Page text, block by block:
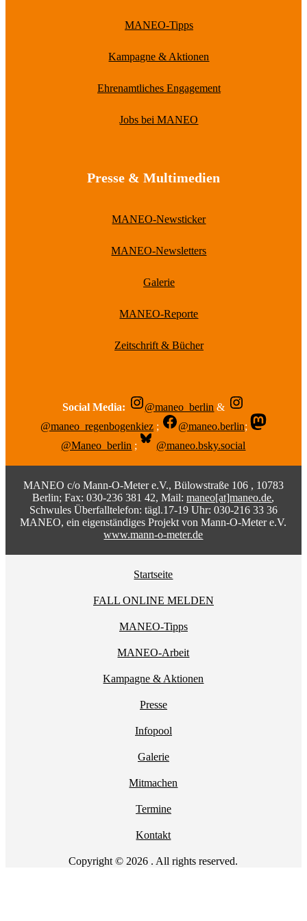
MANEO-Tipps
Kampagne & Aktionen
Ehrenamtliches Engagement
Jobs bei MANEO
Presse & Multimedien
MANEO-Newsticker
MANEO-Newsletters
Galerie
MANEO-Reporte
Zeitschrift & Bücher
Social Media: @maneo_berlin &
@maneo_regenbogenkiez ; @maneo.berlin;
@Maneo_berlin ; @maneo.bsky.social
MANEO c/o Mann-O-Meter e.V., Bülowstraße 106 , 10783
Berlin; Fax: 030-236 381 42, Mail:maneo[at]maneo.de,
Schwules Überfalltelefon: tägl.17-19 Uhr: 030-216 33 36
MANEO, ein eigenständiges Projekt von Mann-O-Meter e.V.
www.mann-o-meter.de
Startseite
FALL ONLINE MELDEN
MANEO-Tipps
MANEO-Arbeit
Kampagne & Aktionen
Presse
Infopool
Galerie
Mitmachen
Termine
Kontakt
Copyright © 2026 . All rights reserved.